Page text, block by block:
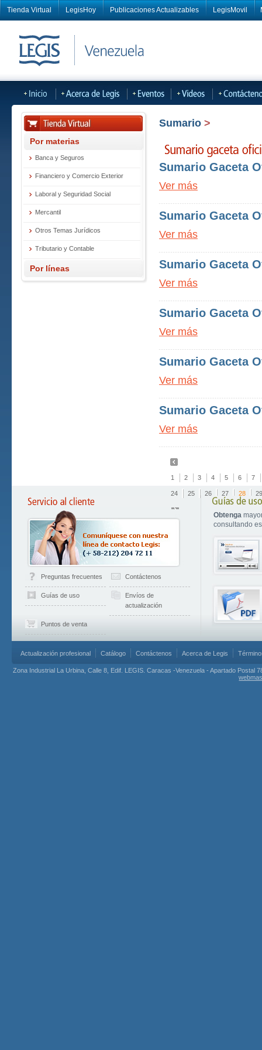
Tienda Virtual LegisHoy Publicaciones Actualizables LegisMovil
Por materias
Banca y Seguros
Financiero y Comercio Exterior
Laboral y Seguridad Social
Mercantil
Otros Temas Jurídicos
Tributario y Contable
Por líneas
Sumario >
Sumario Gaceta
Ver más
Sumario Gaceta
Ver más
Sumario Gaceta
Ver más
Sumario Gaceta
Ver más
Sumario Gaceta
Ver más
Sumario Gaceta
Ver más
1 2 3 4 5 6 7
24 25 26 27 28 29
Preguntas frecuentes Contáctenos
Guías de uso
Envíos de
actualización
Puntos de venta
Obtenga
consultando
Actualización profesional Catálogo Contáctenos Acerca de Legis
Zona Industrial La Urbina, Calle 8, Edif. LEGIS. Caracas -Venezuela - Apartado